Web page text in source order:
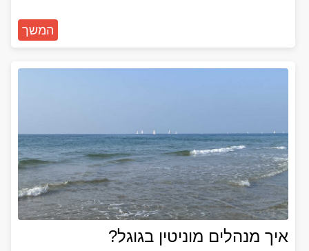
המשך
איך מנהלים מוניטין בגוגל?